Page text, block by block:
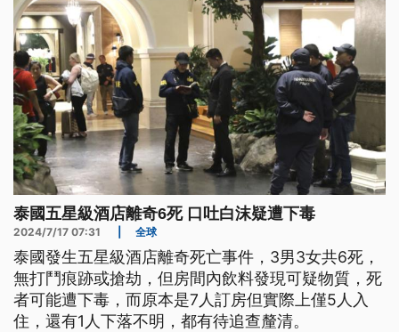
泰國五星級酒店離奇6死 口吐白沫疑遭下毒
2024/7/17 07:31 全球
泰國發生五星級酒店離奇死亡事件，3男3女共6死，
無打鬥痕跡或搶劫，但房間內飲料發現可疑物質，死
者可能遭下毒，而原本是7人訂房但實際上僅5人入
住，還有1人下落不明，都有待追查釐清。